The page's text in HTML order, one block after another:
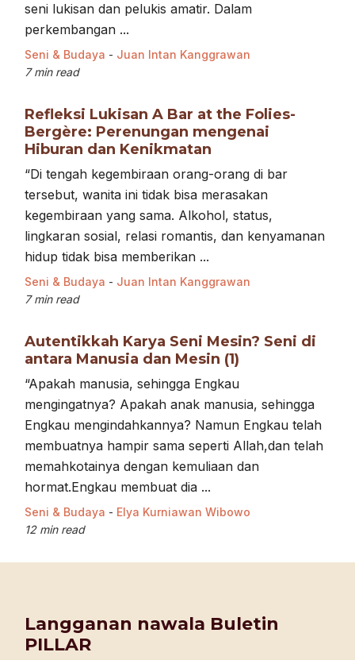
seni lukisan dan pelukis amatir. Dalam
perkembangan ...
Seni & Budaya - Juan Intan Kanggrawan
7 min read
Refleksi Lukisan A Bar at the Folies-
Bergère: Perenungan mengenai
Hiburan dan Kenikmatan
“Di tengah kegembiraan orang-orang di bar
tersebut, wanita ini tidak bisa merasakan
kegembiraan yang sama. Alkohol, status,
lingkaran sosial, relasi romantis, dan kenyamanan
hidup tidak bisa memberikan ...
Seni & Budaya - Juan Intan Kanggrawan
7 min read
Autentikkah Karya Seni Mesin? Seni di
antara Manusia dan Mesin (1)
“Apakah manusia, sehingga Engkau
mengingatnya? Apakah anak manusia, sehingga
Engkau mengindahkannya? Namun Engkau telah
membuatnya hampir sama seperti Allah,dan telah
memahkotainya dengan kemuliaan dan
hormat.Engkau membuat dia ...
Seni & Budaya - Elya Kurniawan Wibowo
12 min read
Langganan nawala Buletin
PILLAR